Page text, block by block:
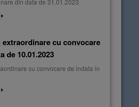
din data de 31.01.2023
cu convocare
de 10.01.2023
cu convocare de indata in